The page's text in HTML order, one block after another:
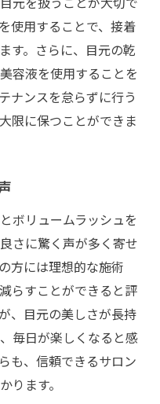
使用することで、接着
す。さらに、目元の乾
容液を使用することを
ナンスを怠らずに行う
限に保つことができま
ボリュームラッシュを
さに驚く声が多く寄せ
方には理想的な施術
らすことができると評
、目元の美しさが長持
毎日が楽しくなると感
も、信頼できるサロン
ります。